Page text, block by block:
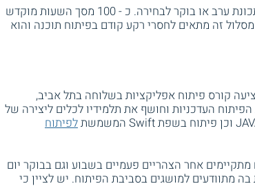
משך הקורס הוא כ - 470 שעות והוא מתקיים במתכונת ערב או בוקר לבחירה. כ - 100 מסך השעות מוקדש
זה מתאים לחסרי רקע קודם בפיתוח תוכנה והוא
קורס פיתוח אפליקציות בשלוחה בתל אביב,
העדכניות וחושף את תלמידיו לכלים ליצירה של
לפיתוח
אחר הצהריים פעמיים בשבוע וגם בבוקר יום
הקורס נערכת מכינה של 30 שעות בה מתוודעים למושגים בסביבת הפיתוח. יש לציין כי